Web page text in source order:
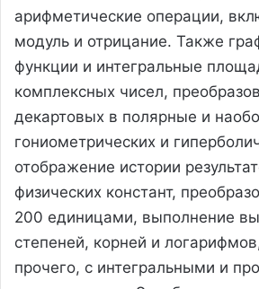
арифметические операции,
модуль и отрицание. Также
функции и интегральные
комплексных чисел,
декартовых в полярные и
гониометрических и
отображение истории
физических констант,
200 единицами, выполнение
степеней, корней и
прочего, с интегральными и